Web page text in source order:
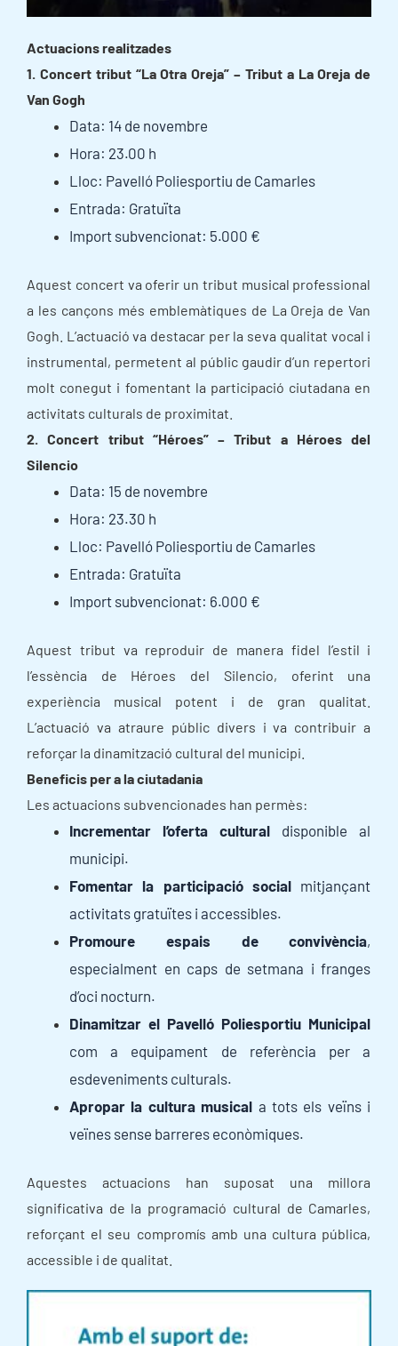
Actuacions realitzades
1. Concert tribut “La Otra Oreja” – Tribut a La Oreja de
Van Gogh
Data: 14 de novembre
Hora: 23.00 h
Lloc: Pavelló Poliesportiu de Camarles
Entrada: Gratuïta
Import subvencionat: 5.000 €
Aquest concert va oferir un tribut musical professional
a les cançons més emblemàtiques de La Oreja de Van
Gogh. L’actuació va destacar per la seva qualitat vocal i
instrumental, permetent al públic gaudir d’un repertori
molt conegut i fomentant la participació ciutadana en
activitats culturals de proximitat.
2. Concert tribut “Héroes” – Tribut a Héroes del
Silencio
Data: 15 de novembre
Hora: 23.30 h
Lloc: Pavelló Poliesportiu de Camarles
Entrada: Gratuïta
Import subvencionat: 6.000 €
Aquest tribut va reproduir de manera fidel l’estil i
l’essència de Héroes del Silencio, oferint una
experiència musical potent i de gran qualitat.
L’actuació va atraure públic divers i va contribuir a
reforçar la dinamització cultural del municipi.
Beneficis per a la ciutadania
Les actuacions subvencionades han permès:
Incrementar l’oferta cultural disponible al
municipi.
Fomentar la participació social mitjançant
activitats gratuïtes i accessibles.
Promoure espais de convivència,
especialment en caps de setmana i franges
d’oci nocturn.
Dinamitzar el Pavelló Poliesportiu Municipal
com a equipament de referència per a
esdeveniments culturals.
Apropar la cultura musical a tots els veïns i
veïnes sense barreres econòmiques.
Aquestes actuacions han suposat una millora
significativa de la programació cultural de Camarles,
reforçant el seu compromís amb una cultura pública,
accessible i de qualitat.